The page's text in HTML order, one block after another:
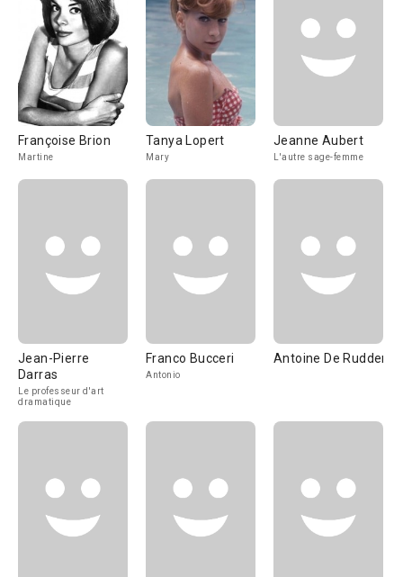
Françoise Brion
Martine
Tanya Lopert
Mary
Jeanne Aubert
L'autre sage-femme
Jean-Pierre
Darras
Le professeur d'art
dramatique
Franco Bucceri
Antonio
Antoine De Rudder